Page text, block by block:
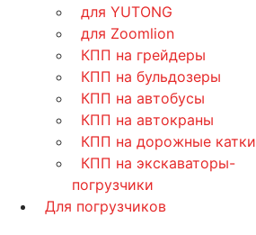
для YUTONG
для Zoomlion
КПП на грейдеры
КПП на бульдозеры
КПП на автобусы
КПП на автокраны
КПП на дорожные катки
КПП на экскаваторы-
погрузчики
Для погрузчиков